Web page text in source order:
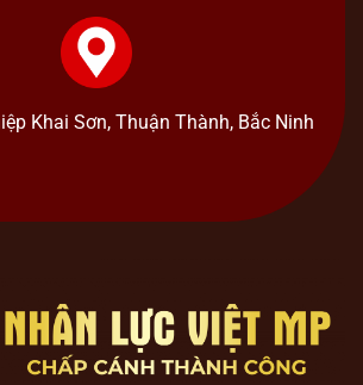
Khai Sơn, Thuận Thành, Bắc Ninh